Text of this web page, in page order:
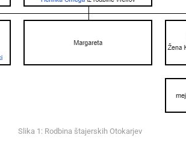
Slika 1: Rodbina štajerskih Otokarjev